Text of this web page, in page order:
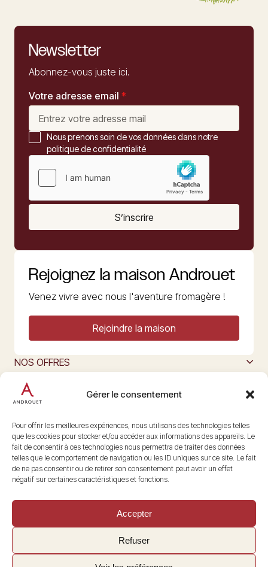
Gérer le consentement
Pour offrir les meilleures expériences, nous utilisons des technologies telles
que les cookies pour stocker et/ou accéder aux informations des appareils. Le
fait de consentir à ces technologies nous permettra de traiter des données
telles que le comportement de navigation ou les ID uniques sur ce site. Le fait
de ne pas consentir ou de retirer son consentement peut avoir un effet
négatif sur certaines caractéristiques et fonctions.
Accepter
Refuser
Newsletter
Abonnez-vous juste ici.
Votre adresse email *
Nous prenons soin de vos données dans notre
politique de confidentialité
S’inscrire
Rejoignez la maison Androuet
Venez vivre avec nous l'aventure fromagère !
Rejoindre la maison
NOS OFFRES
L’ART DU FROMAGE
Nous suivre
@maisonandrouet
Copyright © 2026 Androuet
Site parMake the Grade